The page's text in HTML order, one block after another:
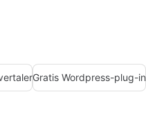
Gratis Wordpress-plug-in